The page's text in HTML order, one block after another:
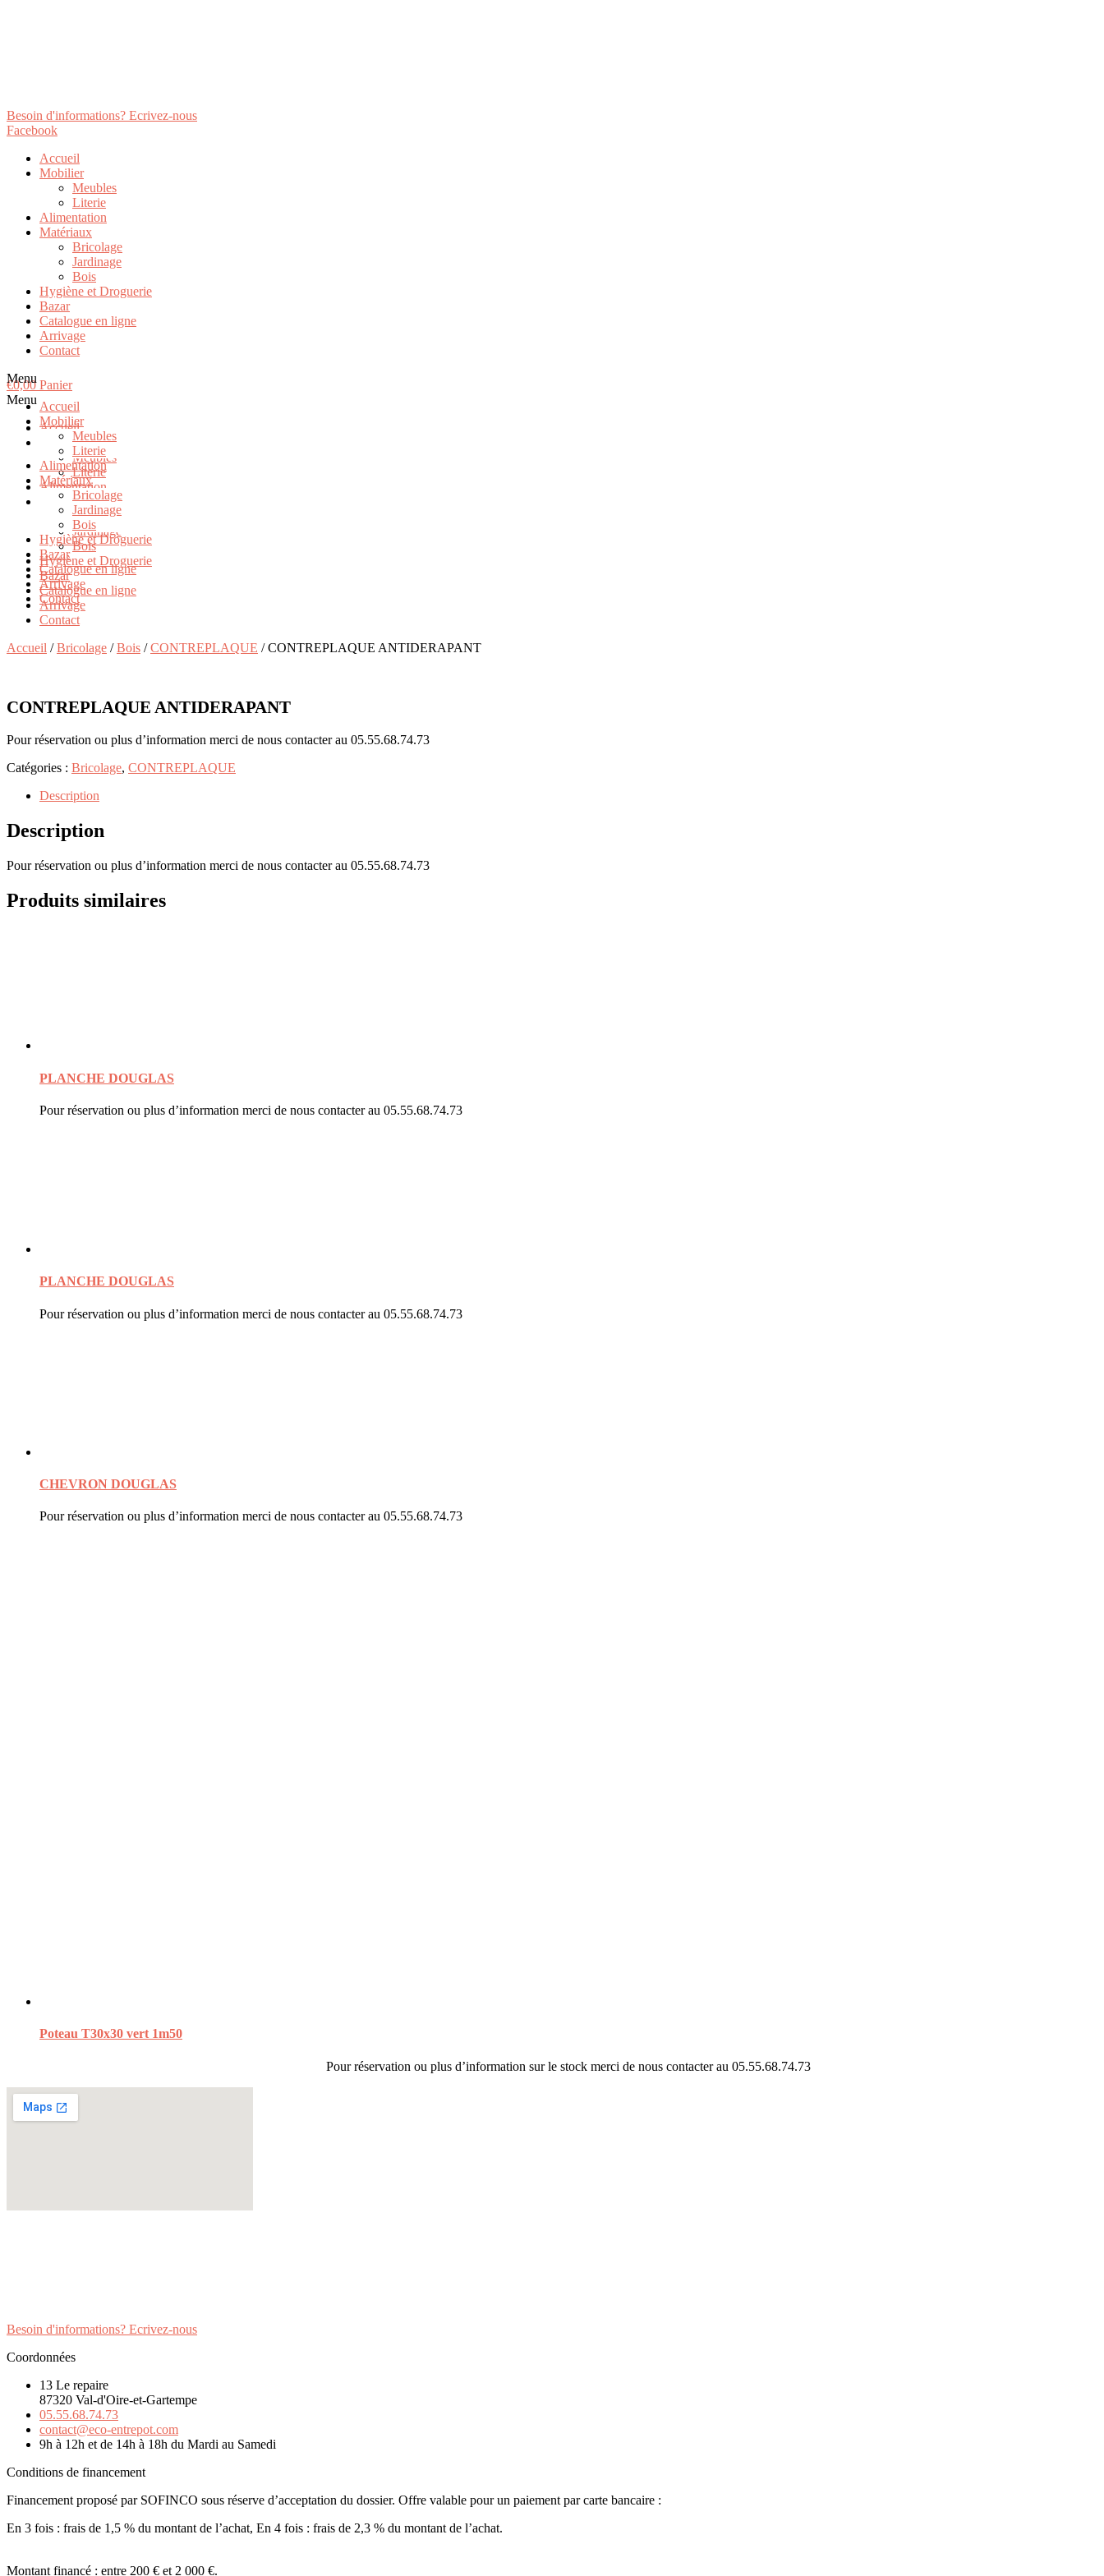
Besoin d'informations? Ecrivez-nous
Facebook
Accueil
Mobilier
Meubles
Literie
Alimentation
Matériaux
Bricolage
Jardinage
Bois
Hygiène et Droguerie
Bazar
Catalogue en ligne
Arrivage
Contact
Menu
Accueil
Mobilier
Meubles
Literie
Alimentation
Matériaux
Bricolage
Jardinage
Bois
Hygiène et Droguerie
Bazar
Catalogue en ligne
Arrivage
Contact
€0,00 Panier
Menu
Accueil
Mobilier
Meubles
Literie
Alimentation
Matériaux
Bricolage
Jardinage
Bois
Hygiène et Droguerie
Bazar
Catalogue en ligne
Arrivage
Contact
Accueil /Bricolage /Bois /CONTREPLAQUE / CONTREPLAQUE ANTIDERAPANT
CONTREPLAQUE ANTIDERAPANT
Pour réservation ou plus d’information merci de nous contacter au 05.55.68.74.73
Catégories : Bricolage, CONTREPLAQUE
Description
Description
Pour réservation ou plus d’information merci de nous contacter au 05.55.68.74.73
Produits similaires
PLANCHE DOUGLAS
Pour réservation ou plus d’information merci de nous contacter au 05.55.68.74.73
PLANCHE DOUGLAS
Pour réservation ou plus d’information merci de nous contacter au 05.55.68.74.73
CHEVRON DOUGLAS
Pour réservation ou plus d’information merci de nous contacter au 05.55.68.74.73
Poteau T30x30 vert 1m50
Pour réservation ou plus d’information sur le stock merci de nous contacter au 05.55.68.74.73
Besoin d'informations? Ecrivez-nous
Coordonnées
13 Le repaire
87320 Val-d'Oire-et-Gartempe
05.55.68.74.73
contact@eco-entrepot.com
9h à 12h et de 14h à 18h du Mardi au Samedi
Conditions de financement
Financement proposé par SOFINCO sous réserve d’acceptation du dossier. Offre valable pour un paiement par carte bancaire :
En 3 fois : frais de 1,5 % du montant de l’achat, En 4 fois : frais de 2,3 % du montant de l’achat.
Montant financé : entre 200 € et 2 000 €.